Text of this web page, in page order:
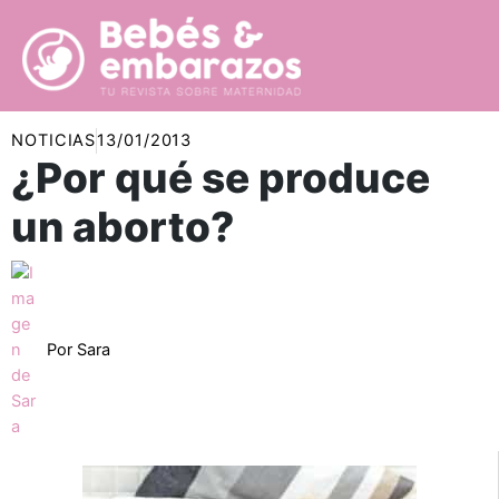
contenido
NOTICIAS13/01/2013
¿Por qué se produce
un aborto?
Por Sara